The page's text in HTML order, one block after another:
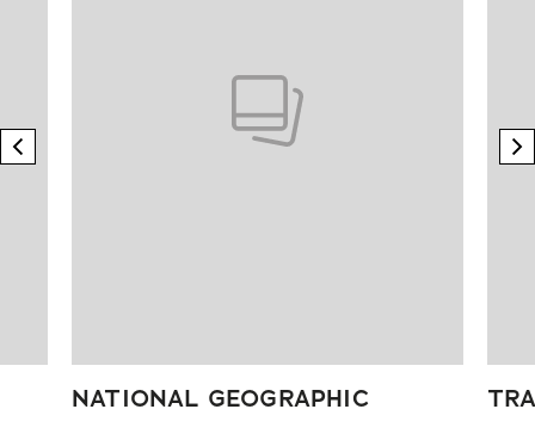
previous element
NATIONAL GEOGRAPHIC